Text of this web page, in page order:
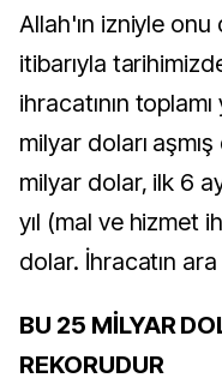
Allah'ın izniyle
itibarıyla
ihracatının toplamı
milyar doları
milyar dolar, ilk 6
yıl (mal ve hizmet
dolar. İhracatın
BU 25 MİLYAR
REKORUDUR